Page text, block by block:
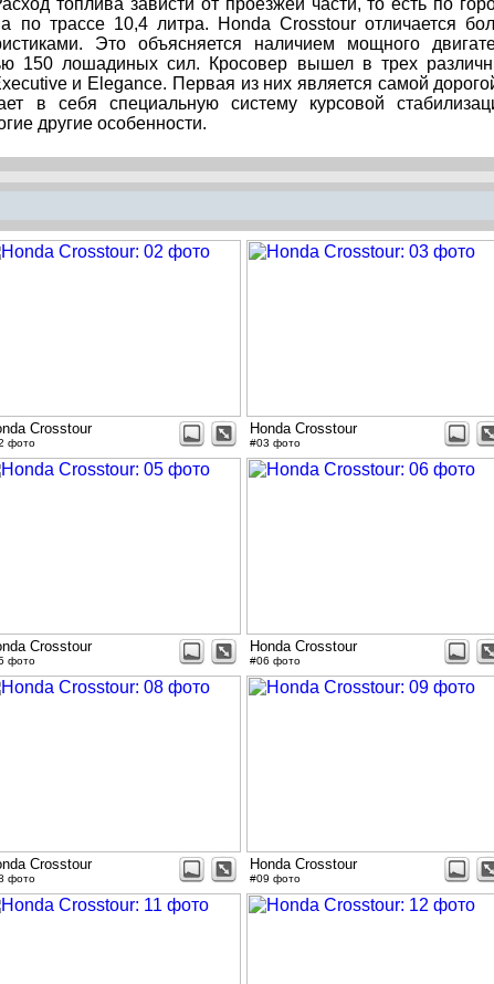
топлива зависти от проезжей части, то есть по
по трассе 10,4 литра. Honda Crosstour отличается
Это объясняется наличием мощного
150 лошадиных сил. Кросовер вышел в трех
и Elegance. Первая из них является самой
в себя специальную систему курсовой
другие особенности.
Crosstour
фото
Honda Crosstour
#03 фото
Crosstour
фото
Honda Crosstour
#06 фото
Crosstour
фото
Honda Crosstour
#09 фото